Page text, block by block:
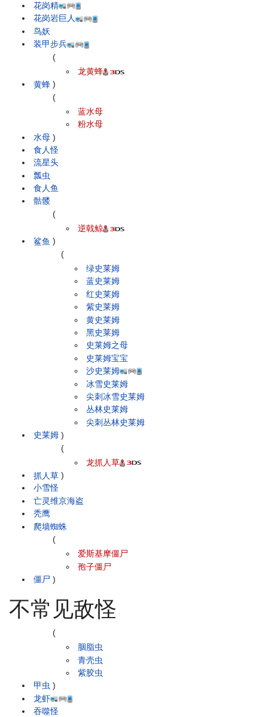
花岗精
花岗岩巨人
鸟妖
装甲步兵
黄蜂
(
龙黄蜂
)
水母
(
蓝水母
粉水母
)
食人怪
流星头
瓢虫
食人鱼
骷髅
鲨鱼
(
逆戟鲸
)
史莱姆
(
绿史莱姆
蓝史莱姆
红史莱姆
紫史莱姆
黄史莱姆
黑史莱姆
史莱姆之母
史莱姆宝宝
沙史莱姆
冰雪史莱姆
尖刺冰雪史莱姆
丛林史莱姆
尖刺丛林史莱姆
)
抓人草
(
龙抓人草
)
小雪怪
亡灵维京海盗
秃鹰
爬墙蜘蛛
僵尸
(
爱斯基摩僵尸
孢子僵尸
)
不常见敌怪
甲虫
(
胭脂虫
青壳虫
紫胶虫
)
龙虾
吞噬怪